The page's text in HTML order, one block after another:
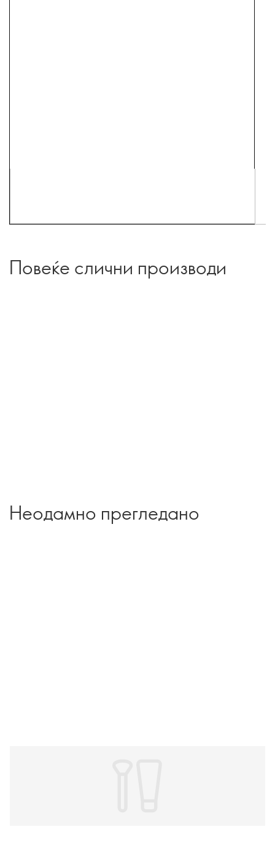
Повеќе слични производи
Неодамно прегледано